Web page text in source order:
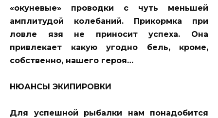
«окуневые» проводки с чуть меньшей
амплитудой колебаний. Прикормка при
ловле язя не приносит успеха. Она
привлекает какую угодно бель, кроме,
собственно, нашего героя…
НЮАНСЫ ЭКИПИРОВКИ
Для успешной рыбалки нам понадобится